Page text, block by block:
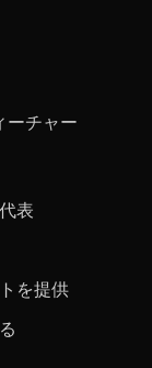
ーチャー
表
を提供